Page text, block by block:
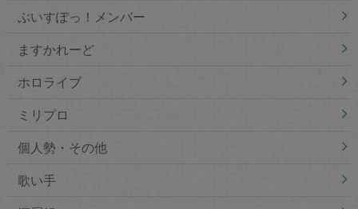
ぶいすぽっ！メンバー
ますかれーど
ホロライブ
ミリプロ
個人勢・その他
歌い手